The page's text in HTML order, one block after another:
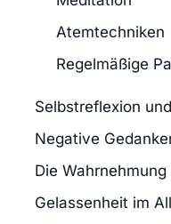
Atemtechniken
Regelmäßige
Selbstreflexion
Negative
Die
Gelassenheit im